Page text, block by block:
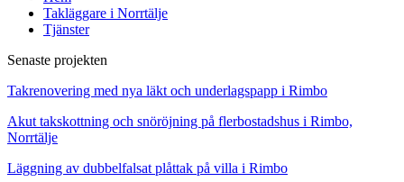
Takläggare i Norrtälje
Tjänster
Senaste projekten
Takrenovering med nya läkt och underlagspapp i Rimbo
Akut takskottning och snöröjning på flerbostadshus i Rimbo,
Norrtälje
Läggning av dubbelfalsat plåttak på villa i Rimbo